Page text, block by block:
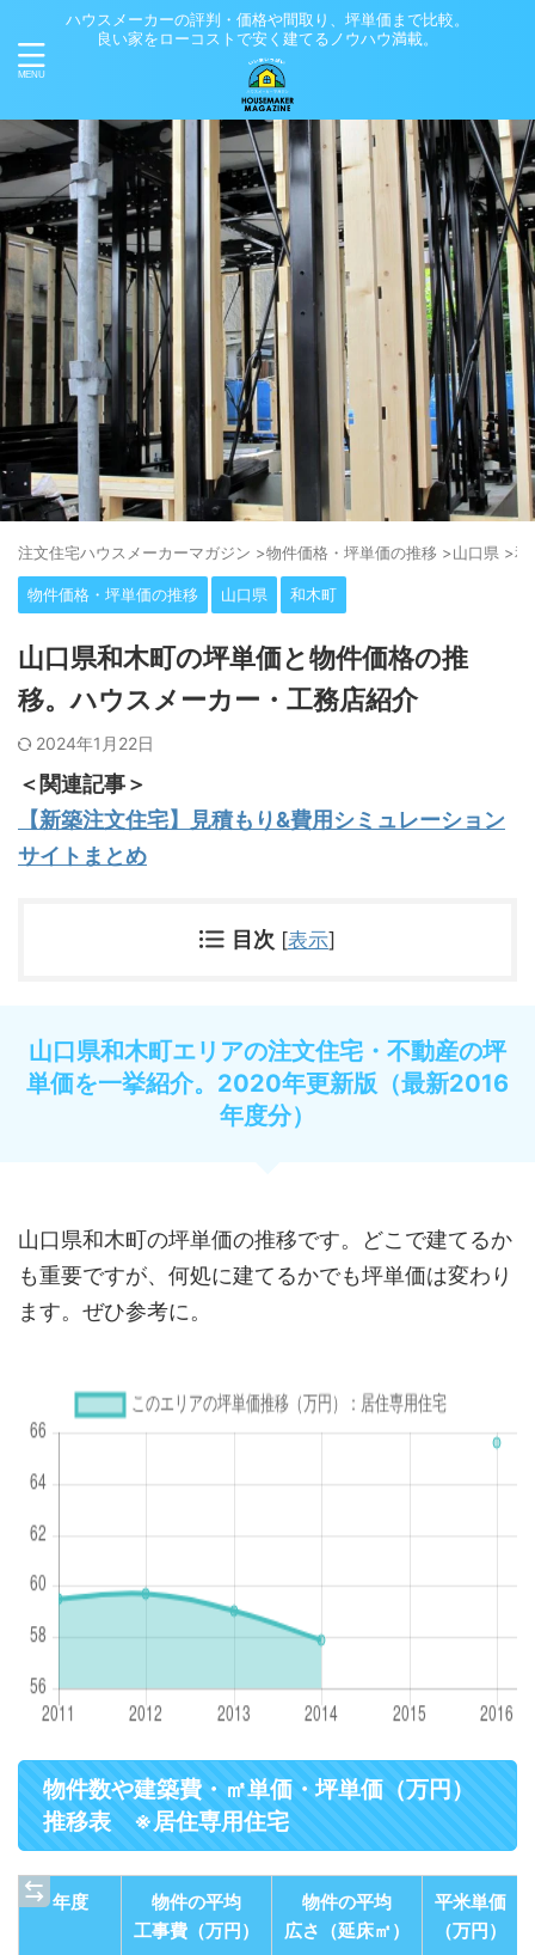
ハウスメーカーの評判・価格や間取り、坪単価まで比較。
良い家をローコストで安く建てるノウハウ満載。
注⽂住宅ハウスメーカーマガジン >物件価格・坪単価の推移 >山口県 >和
物件価格・坪単価の推移 山口県 和木町
山口県和木町の坪単価と物件価格の推
移。ハウスメーカー・工務店紹介
2024年1月22日
＜関連記事＞
【新築注文住宅】見積もり&費用シミュレーション
サイトまとめ
目次 [表示]
山口県和木町エリアの注文住宅・不動産の坪
単価を一挙紹介。2020年更新版（最新2016
年度分）
山口県和木町の坪単価の推移です。どこで建てるか
も重要ですが、何処に建てるかでも坪単価は変わり
ます。ぜひ参考に。
物件数や建築費・㎡単価・坪単価（万円）
推移表 ※居住専用住宅
年度
物件の平均
工事費（万円）
物件の平均
広さ（延床㎡）
平米単価
（万円）